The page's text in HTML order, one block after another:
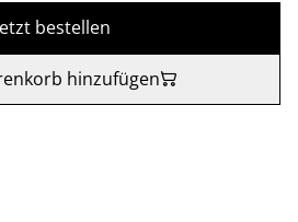
bestellen
hinzufügen